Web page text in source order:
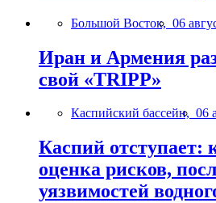
Большой Восток, 06
Иран и Армения
свой «TRIPP»
Каспийский бассейн, 06
Каспий отступает:
оценка рисков,
уязвимостей